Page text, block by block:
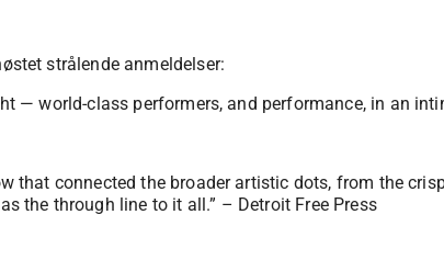
strålende anmeldelser:
— world-class performers, and performance, in an
that connected the broader artistic dots, from the
the through line to it all.” – Detroit Free Press